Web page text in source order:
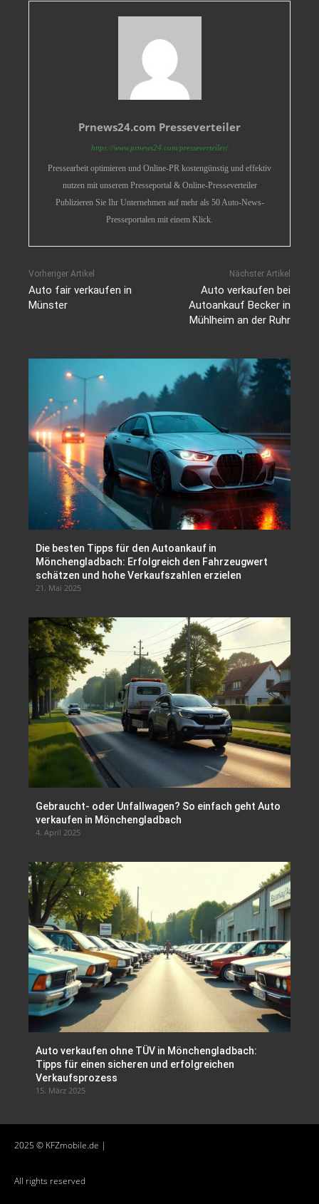
Prnews24.com Presseverteiler
https://www.prnews24.com/presseverteiler/
Pressearbeit optimieren und Online-PR kostengünstig und effektiv
nutzen mit unserem Presseportal & Online-Presseverteiler
Publizieren Sie Ihr Unternehmen auf mehr als 50 Auto-News-
Presseportalen mit einem Klick.
Vorheriger Artikel
Auto fair verkaufen in
Münster
Nächster Artikel
Auto verkaufen bei
Autoankauf Becker in
Mühlheim an der Ruhr
Die besten Tipps für den Autoankauf in
Mönchengladbach: Erfolgreich den Fahrzeugwert
schätzen und hohe Verkaufszahlen erzielen
21. Mai 2025
Gebraucht- oder Unfallwagen? So einfach geht Auto
verkaufen in Mönchengladbach
4. April 2025
Auto verkaufen ohne TÜV in Mönchengladbach:
Tipps für einen sicheren und erfolgreichen
Verkaufsprozess
15. März 2025
2025 © KFZmobile.de |
All rights reserved